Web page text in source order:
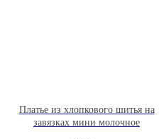
Платье из хлопкового шитья на
завязках мини молочное